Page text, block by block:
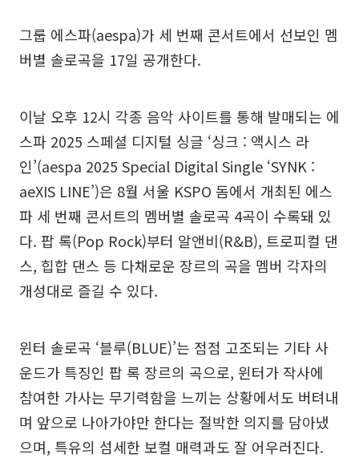
그룹 에스파(aespa)가 세 번째 콘서트에서 선보인 멤
버별 솔로곡을 17일 공개한다.
이날 오후 12시 각종 음악 사이트를 통해 발매되는 에
스파 2025 스페셜 디지털 싱글 ‘싱크 : 액시스 라
인’(aespa 2025 Special Digital Single ‘SYNK :
aeXIS LINE’)은 8월 서울 KSPO 돔에서 개최된 에스
파 세 번째 콘서트의 멤버별 솔로곡 4곡이 수록돼 있
다. 팝 록(Pop Rock)부터 알앤비(R&B), 트로피컬 댄
스, 힙합 댄스 등 다채로운 장르의 곡을 멤버 각자의
개성대로 즐길 수 있다.
윈터 솔로곡 ‘블루(BLUE)’는 점점 고조되는 기타 사
운드가 특징인 팝 록 장르의 곡으로, 윈터가 작사에
참여한 가사는 무기력함을 느끼는 상황에서도 버텨내
며 앞으로 나아가야만 한다는 절박한 의지를 담아냈
으며, 특유의 섬세한 보컬 매력과도 잘 어우러진다.